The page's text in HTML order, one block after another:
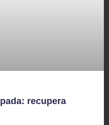
recupera